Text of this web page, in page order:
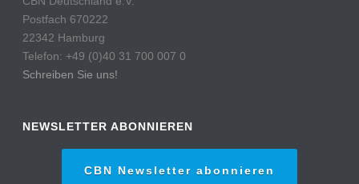
Postfach 670222
22342 Hamburg
Telefon: +49 (0)40 31 700 007 0
Schreiben Sie uns!
NEWSLETTER ABONNIEREN
CBN Newsletter abonnieren